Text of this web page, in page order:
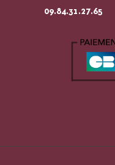
09.84.31.27.65